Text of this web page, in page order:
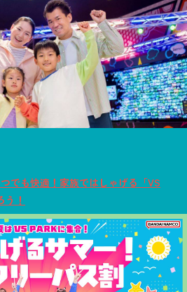
でも快適！家族ではしゃげる「VS
！